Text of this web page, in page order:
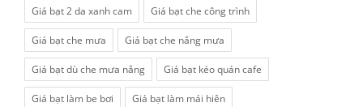
Giá bạt 2 da xanh cam Giá bạt che công trình
Giá bạt che mưa Giá bạt che nắng mưa
Giá bạt dù che mưa nắng Giá bạt kéo quán cafe
Giá bạt làm be bơi Giá bạt làm mái hiên